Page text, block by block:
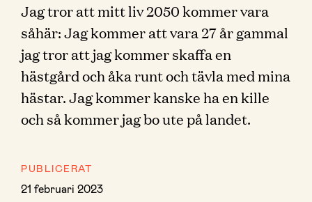
Jag tror att mitt liv 2050 kommer vara
såhär: Jag kommer att vara 27 år gammal
jag tror att jag kommer skaffa en
hästgård och åka runt och tävla med mina
hästar. Jag kommer kanske ha en kille
och så kommer jag bo ute på landet.
PUBLICERAT
21 februari 2023